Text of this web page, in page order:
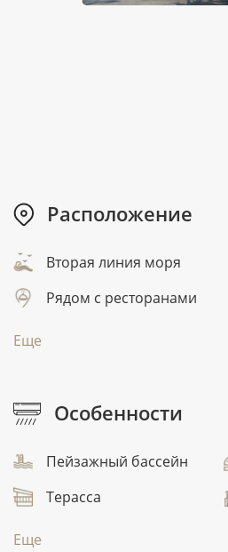
Расположение
Вторая линия моря
Рядом с ресторанами
Еще
Особенности
Пейзажный бассейн
Терасса
Еще